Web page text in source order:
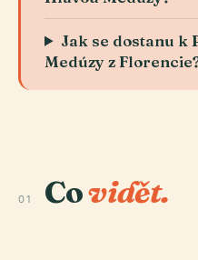
Jak se dostanu k
Medúzy z
01 Covidět.